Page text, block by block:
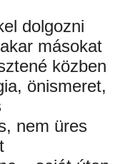
dolgozni
másokat
közben
önismeret,
nem üres